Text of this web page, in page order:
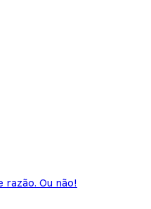
Ou não!